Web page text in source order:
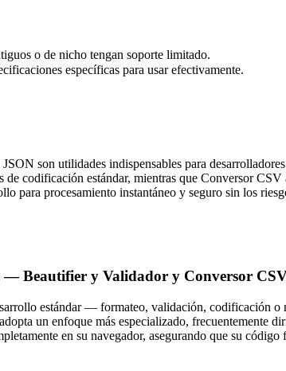
o de nicho tengan soporte limitado.
específicas para usar efectivamente.
son utilidades indispensables para
codificación estándar, mientras que Conversor CSV
para procesamiento instantáneo y seguro sin los
Beautifier y Validador y Conversor
estándar — formateo, validación, codificación
un enfoque más especializado, frecuentemente
en su navegador, asegurando que su